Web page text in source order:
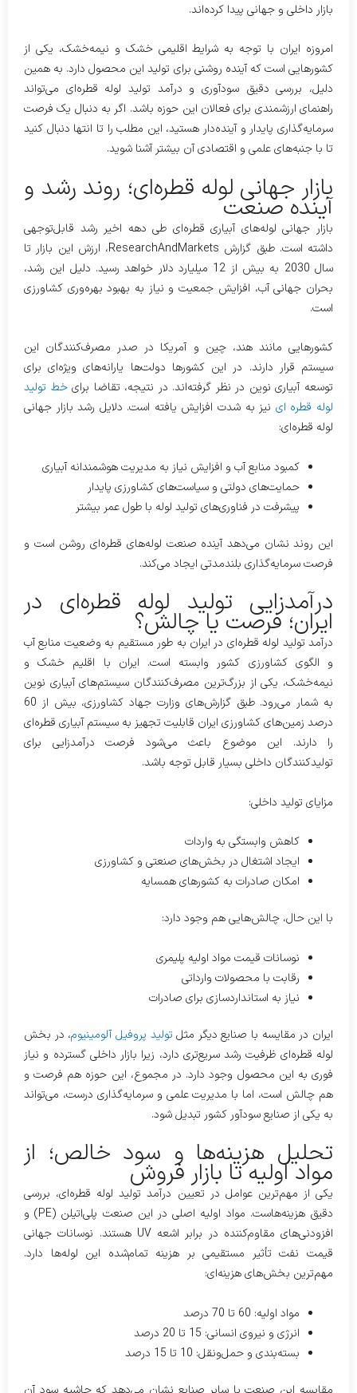
بازار داخلی و جهانی پیدا کرده‌اند.
امروزه ایران با توجه به شرایط اقلیمی خشک و نیمه‌خشک، یکی از
کشورهایی است که آینده روشنی برای تولید این محصول دارد. به همین
دلیل، بررسی دقیق سودآوری و درآمد تولید لوله قطره‌ای می‌تواند
راهنمای ارزشمندی برای فعالان این حوزه باشد. اگر به دنبال یک فرصت
سرمایه‌گذاری پایدار و آینده‌دار هستید، این مطلب را تا انتها دنبال کنید
تا با جنبه‌های علمی و اقتصادی آن بیشتر آشنا شوید.
بازار جهانی لوله قطره‌ای؛ روند رشد و
آینده صنعت
بازار جهانی لوله‌های آبیاری قطره‌ای طی دهه اخیر رشد قابل‌توجهی
داشته است. طبق گزارش ResearchAndMarkets، ارزش این بازار تا
سال 2030 به بیش از 12 میلیارد دلار خواهد رسید. دلیل این رشد،
بحران جهانی آب، افزایش جمعیت و نیاز به بهبود بهره‌وری کشاورزی
است.
کشورهایی مانند هند، چین و آمریکا در صدر مصرف‌کنندگان این
سیستم قرار دارند. در این کشورها دولت‌ها یارانه‌های ویژه‌ای برای
توسعه آبیاری نوین در نظر گرفته‌اند. در نتیجه، تقاضا برایخط تولید
لوله قطره ای نیز به شدت افزایش یافته است. دلایل رشد بازار جهانی
لوله قطره‌ای:
کمبود منابع آب و افزایش نیاز به مدیریت هوشمندانه آبیاری
حمایت‌های دولتی و سیاست‌های کشاورزی پایدار
پیشرفت در فناوری‌های تولید لوله با طول عمر بیشتر
این روند نشان می‌دهد آینده صنعت لوله‌های قطره‌ای روشن است و
فرصت سرمایه‌گذاری بلندمدتی ایجاد می‌کند.
درآمدزایی تولید لوله قطره‌ای در
ایران؛ فرصت یا چالش؟
درآمد تولید لوله قطره‌ای در ایران به طور مستقیم به وضعیت منابع آب
و الگوی کشاورزی کشور وابسته است. ایران با اقلیم خشک و
نیمه‌خشک، یکی از بزرگ‌ترین مصرف‌کنندگان سیستم‌های آبیاری نوین
به شمار می‌رود. طبق گزارش‌های وزارت جهاد کشاورزی، بیش از 60
درصد زمین‌های کشاورزی ایران قابلیت تجهیز به سیستم آبیاری قطره‌ای
را دارند. این موضوع باعث می‌شود فرصت درآمدزایی برای
تولیدکنندگان داخلی بسیار قابل توجه باشد.
مزایای تولید داخلی:
کاهش وابستگی به واردات
ایجاد اشتغال در بخش‌های صنعتی و کشاورزی
امکان صادرات به کشورهای همسایه
با این حال، چالش‌هایی هم وجود دارد:
نوسانات قیمت مواد اولیه پلیمری
رقابت با محصولات وارداتی
نیاز به استانداردسازی برای صادرات
ایران در مقایسه با صنایع دیگر مثل تولید پروفیل آلومینیوم، در بخش
لوله قطره‌ای ظرفیت رشد سریع‌تری دارد، زیرا بازار داخلی گسترده و نیاز
فوری به این محصول وجود دارد. در مجموع، این حوزه هم فرصت و
هم چالش است، اما با مدیریت علمی و سرمایه‌گذاری درست، می‌تواند
به یکی از صنایع سودآور کشور تبدیل شود.
تحلیل هزینه‌ها و سود خالص؛ از
مواد اولیه تا بازار فروش
یکی از مهم‌ترین عوامل در تعیین درآمد تولید لوله قطره‌ای، بررسی
دقیق هزینه‌هاست. مواد اولیه اصلی در این صنعت پلی‌اتیلن (PE) و
افزودنی‌های مقاوم‌کننده در برابر اشعه UV هستند. نوسانات جهانی
قیمت نفت تأثیر مستقیمی بر هزینه تمام‌شده این لوله‌ها دارد.
مهم‌ترین بخش‌های هزینه‌ای:
مواد اولیه: 60 تا 70 درصد
انرژی و نیروی انسانی: 15 تا 20 درصد
بسته‌بندی و حمل‌ونقل: 10 تا 15 درصد